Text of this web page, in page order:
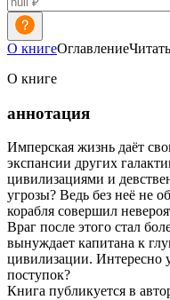
О книгеОглавлениеЧитать
О книге
аннотация
Имперская жизнь даёт
экспансии других
цивилизациями и
угрозы? Ведь без неё не
корабля совершил
Враг после этого стал
вынуждает капитана к
цивилизации. Интересно
поступок?
Книга публикуется в